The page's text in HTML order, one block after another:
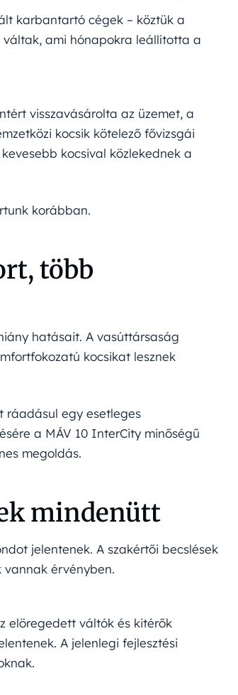
karbantartó cégek – köztük a
váltak, ami hónapokra leállította a
visszavásárolta az üzemet, a
kocsik kötelező fővizsgái
kocsival közlekednek a
korábban.
több
hatásait. A vasúttársaság
kocsikat lesznek
ráadásul egy esetleges
a MÁV 10 InterCity minőségű
megoldás.
mindenütt
jelentenek. A szakértői becslések
vannak érvényben.
elöregedett váltók és kitérők
A jelenlegi fejlesztési